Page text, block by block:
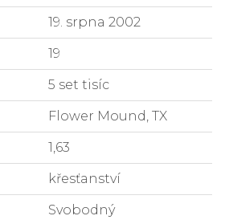
19. srpna 2002
19
5 set tisíc
Flower Mound, TX
1,63
křesťanství
Svobodný